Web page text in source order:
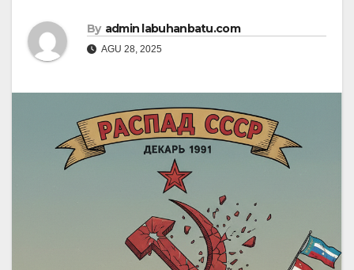
By admin labuhanbatu.com
AGU 28, 2025